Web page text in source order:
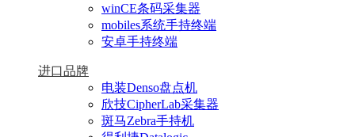
winCE条码采集器
mobiles系统手持终端
安卓手持终端
进口品牌
电装Denso盘点机
欣技CipherLab采集器
斑马Zebra手持机